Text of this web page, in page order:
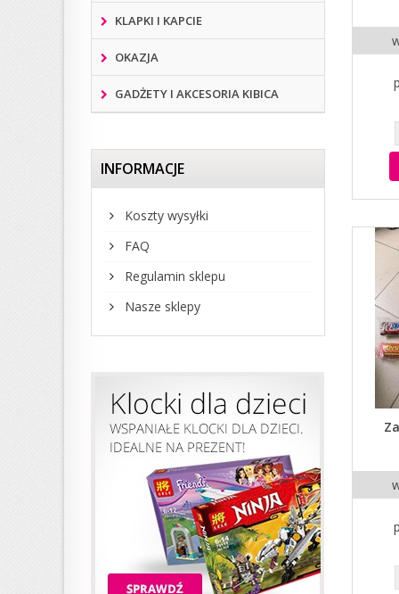
KLAPKI I KAPCIE
OKAZJA
GADŻETY I AKCESORIA KIBICA
INFORMACJE
Koszty wysyłki
FAQ
Regulamin sklepu
Nasze sklepy